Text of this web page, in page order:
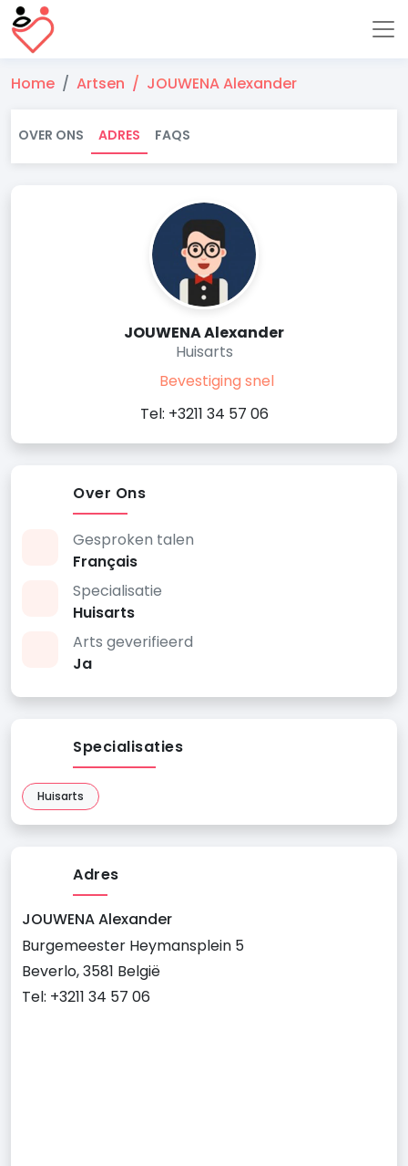
Home Artsen JOUWENA Alexander
OVER ONS ADRES FAQS
JOUWENA Alexander
Huisarts
Bevestiging snel
Tel: +3211 34 57 06
Over Ons
Gesproken talen
Français
Specialisatie
Huisarts
Arts geverifieerd
Ja
Specialisaties
Huisarts
Adres
JOUWENA Alexander
Burgemeester Heymansplein 5
Beverlo, 3581 België
Tel: +3211 34 57 06